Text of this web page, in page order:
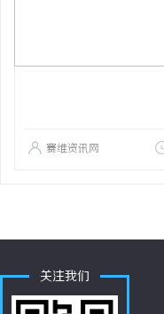
赛维资讯网
关注我们